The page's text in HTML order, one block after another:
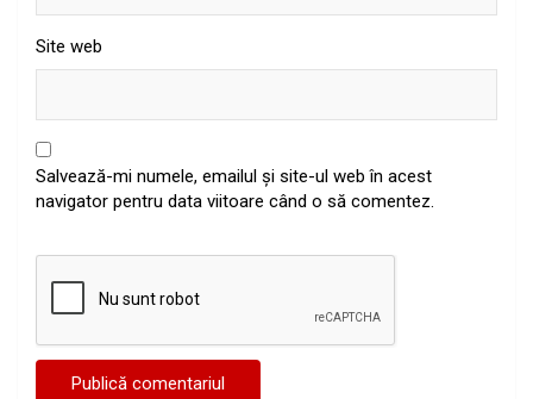
Site web
Salvează-mi numele, emailul și site-ul web în acest
navigator pentru data viitoare când o să comentez.